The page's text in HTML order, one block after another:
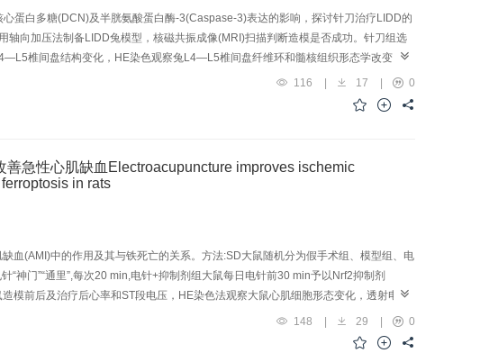
蛋白多糖(DCN)及半胱氨酸蛋白酶-3(Caspase-3)表达的影响，探讨针刀治疗LIDD的
向加压法制备LIDD兔模型，核磁共振成像(MRI)扫描判断造模是否成功。针刀组选
椎间盘结构变化，HE染色观察兔L4—L5椎间盘纤维环和髓核组织形态学改变，免
间盘组织中DCN、BGN蛋白表达水平。结果:造模后，模型组与针刀组兔L4—L5椎
或结节出现；腰椎间盘纤维环结构紊乱，髓核细胞数量减少；MRI扫描结果显示L4—
蛋白表达量明显降低(P<0.05)。与模型组比较，治疗后针刀组兔四肢运动较为灵
116 17
0
急性心肌缺血Electroacupuncture improves ischemic
in rats
血(AMI)中的作用及其与铁死亡的关系。方法:SD大鼠随机分为假手术组、模型组、电
神门”“通里”,每次20 min,电针+抑制剂组大鼠每日电针前30 min予以Nrf2抑制剂
模前后及治疗后心率和ST段电压，HE染色法观察大鼠心肌细胞形态变化，透射电镜
检测大鼠心肌组织Nrf2、HO-1、谷胱甘肽过氧化物酶(GPX)4、铁蛋白重链(FTH)1、
术组显著升高(P<0.01)。治疗后，电针组较模型组、电针+抑制剂组大鼠心率、ST段
148 | 29 |
0